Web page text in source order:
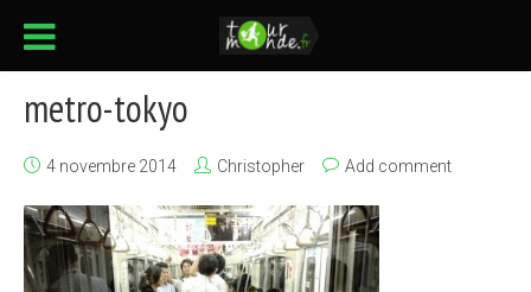
metro-tokyo
4 novembre 2014 Christopher Add comment